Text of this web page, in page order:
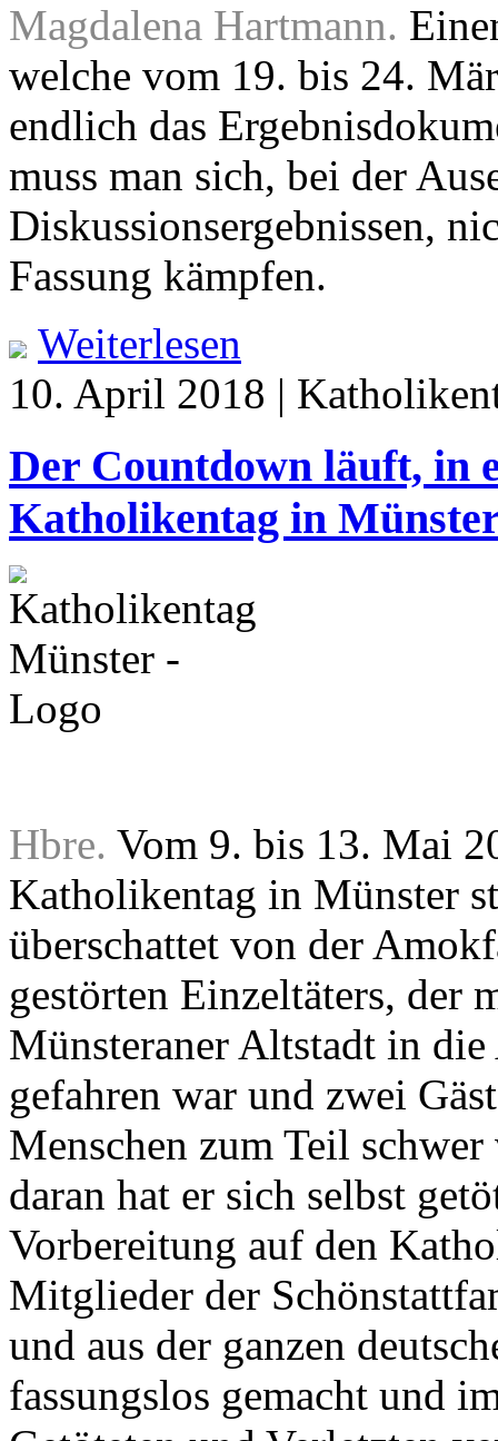
Magdalena Hartmann.
welche vom 19. bis 24.
endlich das
muss man sich, bei der
Diskussionsergebnissen,
Fassung kämpfen.
Weiterlesen
10. April 2018 |
Der Countdown läuft, in
Katholikentag in
Hbre. Vom 9. bis 13. Mai
Katholikentag in Münster
überschattet von der
gestörten Einzeltäters, der
Münsteraner Altstadt in die
gefahren war und zwei
Menschen zum Teil
daran hat er sich selbst
Vorbereitung auf den
Mitglieder der
und aus der ganzen
fassungslos gemacht und